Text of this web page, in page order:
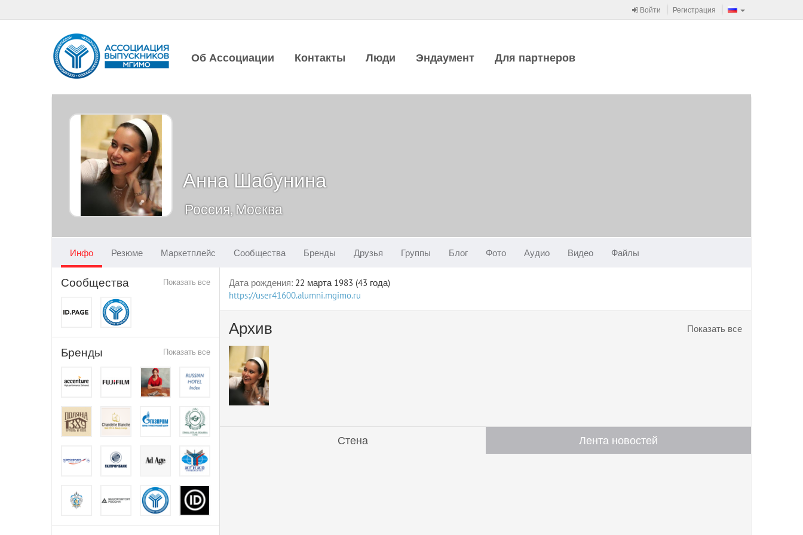
Войти Регистрация
Об Ассоциации Контакты Люди Эндаумент Для партнеров
Анна Шабунина
Россия, Москва
Инфо Резюме Маркетплейс Сообщества Бренды Друзья Группы Блог Фото Аудио Видео Файлы
Показать все
Сообщества
Показать все
Бренды
Дата рождения: 22 марта 1983 (43 года)
https://user41600.alumni.mgimo.ru
Показать все
Архив
Стена Лента новостей